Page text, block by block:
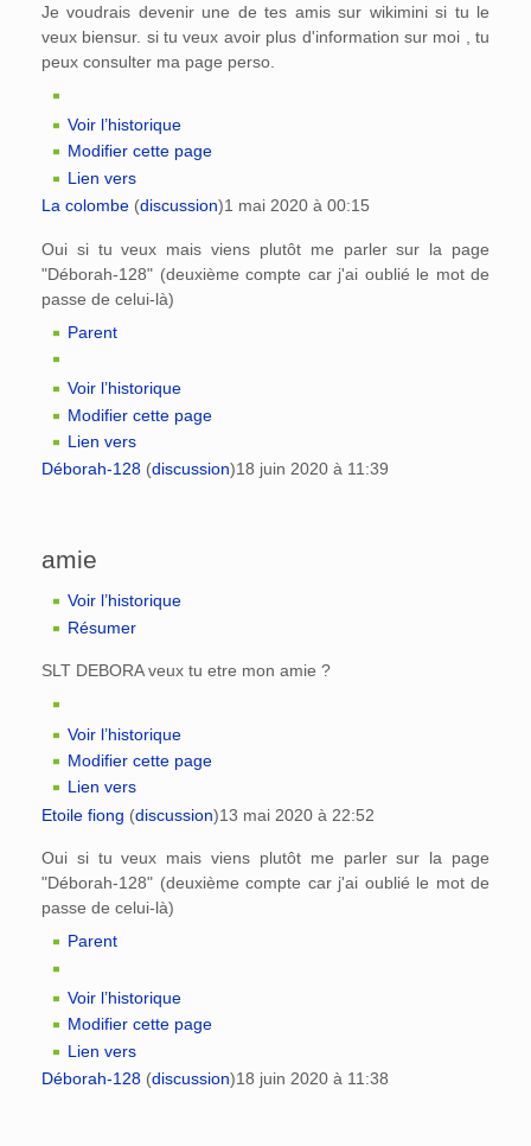
Je voudrais devenir une de tes amis sur wikimini si tu le
veux biensur. si tu veux avoir plus d'information sur moi , tu
peux consulter ma page perso.
Voir l’historique
Modifier cette page
Lien vers
La colombe (discussion)1 mai 2020 à 00:15
Oui si tu veux mais viens plutôt me parler sur la page
"Déborah-128" (deuxième compte car j'ai oublié le mot de
passe de celui-là)
Parent
Voir l’historique
Modifier cette page
Lien vers
Déborah-128 (discussion)18 juin 2020 à 11:39
amie
Voir l’historique
Résumer
SLT DEBORA veux tu etre mon amie ?
Voir l’historique
Modifier cette page
Lien vers
Etoile fiong (discussion)13 mai 2020 à 22:52
Oui si tu veux mais viens plutôt me parler sur la page
"Déborah-128" (deuxième compte car j'ai oublié le mot de
passe de celui-là)
Parent
Voir l’historique
Modifier cette page
Lien vers
Déborah-128 (discussion)18 juin 2020 à 11:38